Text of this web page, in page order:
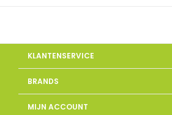
KLANTENSERVICE
BRANDS
MIJN ACCOUNT